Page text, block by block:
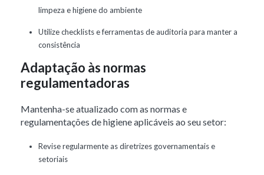
limpeza e higiene do ambiente
Utilize checklists e ferramentas de auditoria para manter a
consistência
Adaptação às normas
regulamentadoras
Mantenha-se atualizado com as normas e
regulamentações de higiene aplicáveis ao seu setor:
Revise regularmente as diretrizes governamentais e
setoriais